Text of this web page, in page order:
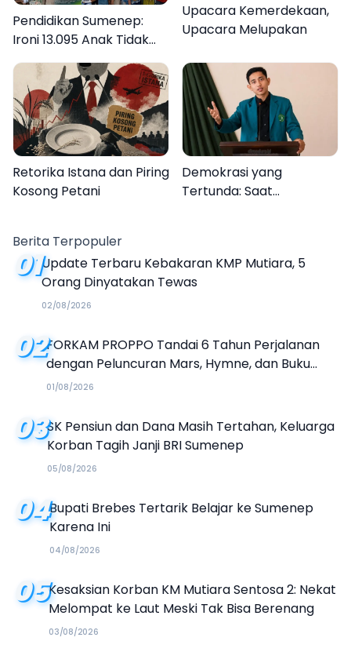
Pendidikan Sumenep:
Ironi 13.095 Anak Tidak
Sekolah Menyaksikan
Semarak Festival
Kalender Event 2026
Upacara Kemerdekaan,
Upacara Melupakan
Retorika Istana dan Piring
Kosong Petani
Demokrasi yang
Tertunda: Saat
Berita Terpopuler
01Update Terbaru Kebakaran KMP Mutiara, 5
Orang Dinyatakan Tewas
02/08/2026
02FORKAM PROPPO Tandai 6 Tahun Perjalanan
dengan Peluncuran Mars, Hymne, dan Buku
Organisasi
01/08/2026
03SK Pensiun dan Dana Masih Tertahan, Keluarga
Korban Tagih Janji BRI Sumenep
05/08/2026
04Bupati Brebes Tertarik Belajar ke Sumenep
Karena Ini
04/08/2026
05Kesaksian Korban KM Mutiara Sentosa 2: Nekat
Melompat ke Laut Meski Tak Bisa Berenang
03/08/2026